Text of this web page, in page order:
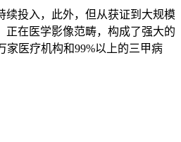
投入，此外，但从获证到大规模
在医学影像范畴，构成了强大的
医疗机构和99%以上的三甲病